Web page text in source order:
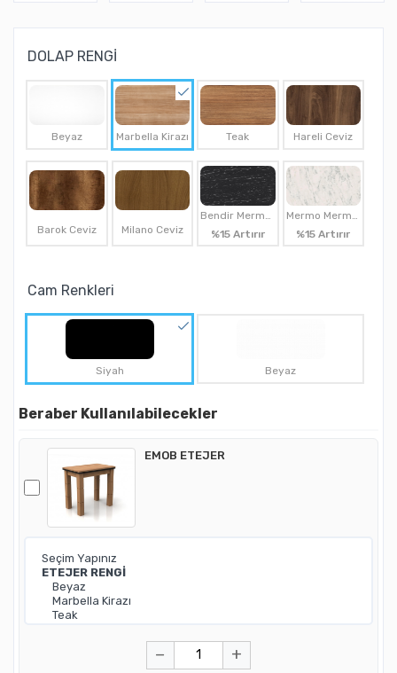
DOLAP RENGİ
Beyaz Marbella Kirazı Teak Hareli Ceviz
Barok Ceviz Milano Ceviz
Bendir Mermer
%15 Artırır
Mermo Mermer
%15 Artırır
Cam Renkleri
Siyah Beyaz
Beraber Kullanılabilecekler
EMOB ETEJER
− +